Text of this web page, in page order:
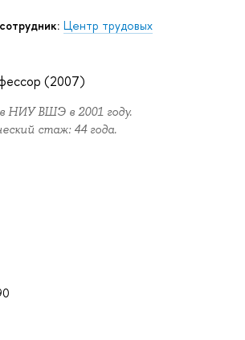
Центр трудовых
(2007)
НИУ ВШЭ в 2001 году.
стаж: 44 года.